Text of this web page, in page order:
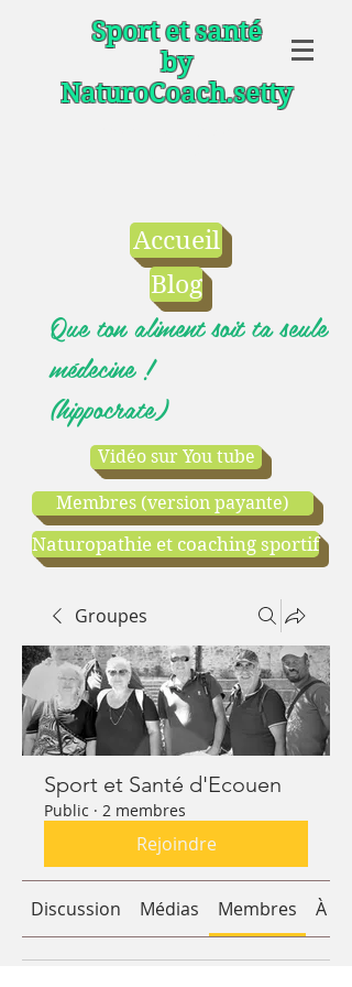
Sport et santé
by
NaturoCoach.setty
Accueil
Blog
Que ton aliment soit ta seule
médecine !
(hippocrate)
Vidéo sur You tube
Membres (version payante)
Naturopathie et coaching sportif
cours d'essai boutique
Groupes
Sport et Santé d'Ecouen
Public · 2 membres
Rejoindre
Discussion Médias Membres À